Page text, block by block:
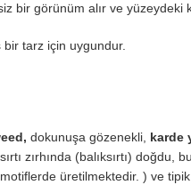
bir görünüm alır ve
tarz için uygundur.
dokunuşa gözenekli, karde
zırhında (balıksırtı) doğdu,
üretilmektedir. ) ve